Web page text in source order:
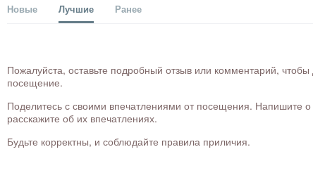
Новые Лучшие Ранее
Пожалуйста, оставьте подробный отзыв или комментарий,
посещение.
Поделитесь с своими впечатлениями от посещения. Напишите
расскажите об их впечатлениях.
Будьте корректны, и соблюдайте правила приличия.